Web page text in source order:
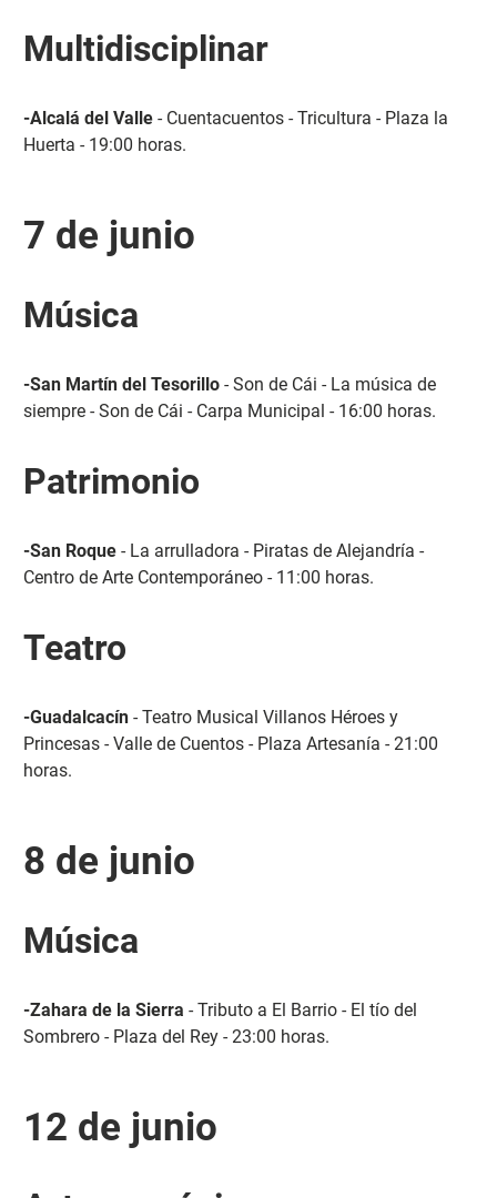
Multidisciplinar
-Alcalá del Valle- Cuentacuentos - Tricultura - Plaza la
Huerta - 19:00 horas.
7 de junio
Música
-San Martín del Tesorillo- Son de Cái - La música de
siempre - Son de Cái - Carpa Municipal - 16:00 horas.
Patrimonio
-San Roque- La arrulladora - Piratas de Alejandría -
Centro de Arte Contemporáneo - 11:00 horas.
Teatro
-Guadalcacín- Teatro Musical Villanos Héroes y
Princesas - Valle de Cuentos - Plaza Artesanía - 21:00
horas.
8 de junio
Música
-Zahara de la Sierra - Tributo a El Barrio - El tío del
Sombrero - Plaza del Rey - 23:00 horas.
12 de junio